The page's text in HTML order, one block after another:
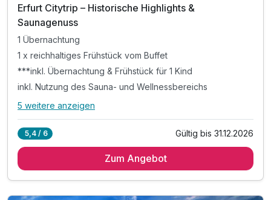
Erfurt Citytrip – Historische Highlights &
Saunagenuss
1 Übernachtung
1 x reichhaltiges Frühstück vom Buffet
***inkl. Übernachtung & Frühstück für 1 Kind
inkl. Nutzung des Sauna- und Wellnessbereichs
Alle Inklusivleistungen
1 x reichhaltiges Frühstück vom Buffet
5 weitere anzeigen
5,4 / 6 Gültig bis 31.12.2026
Zum Angebot